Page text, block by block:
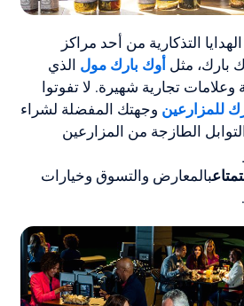
التذكارية من أحد مراكز
بارك، مثلأوك بارك مول الذي
تجارية شهيرة. لا تفوتوا
للمزارعين وجهتك المفضلة لشراء
الطازجة من المزارعين
بالمعارض والتسوق وخيارات